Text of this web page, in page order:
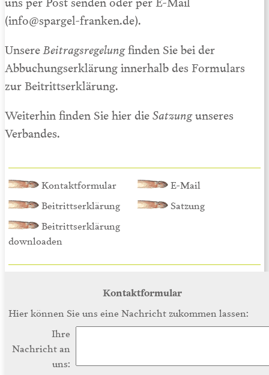
(info@spargel-franken.de).
Unsere Beitragsregelungfinden Sie bei der
Abbuchungserklärung innerhalb des Formulars
zur Beitrittserklärung.
Weiterhin finden Sie hier dieSatzungunseres
Verbandes.
Kontaktformular
E-Mail
Beitrittserklärung
Satzung
Beitrittserklärung
downloaden
Kontaktformular
Hier können Sie uns eine Nachricht zukommen lassen:
Ihre
Nachricht an
uns: